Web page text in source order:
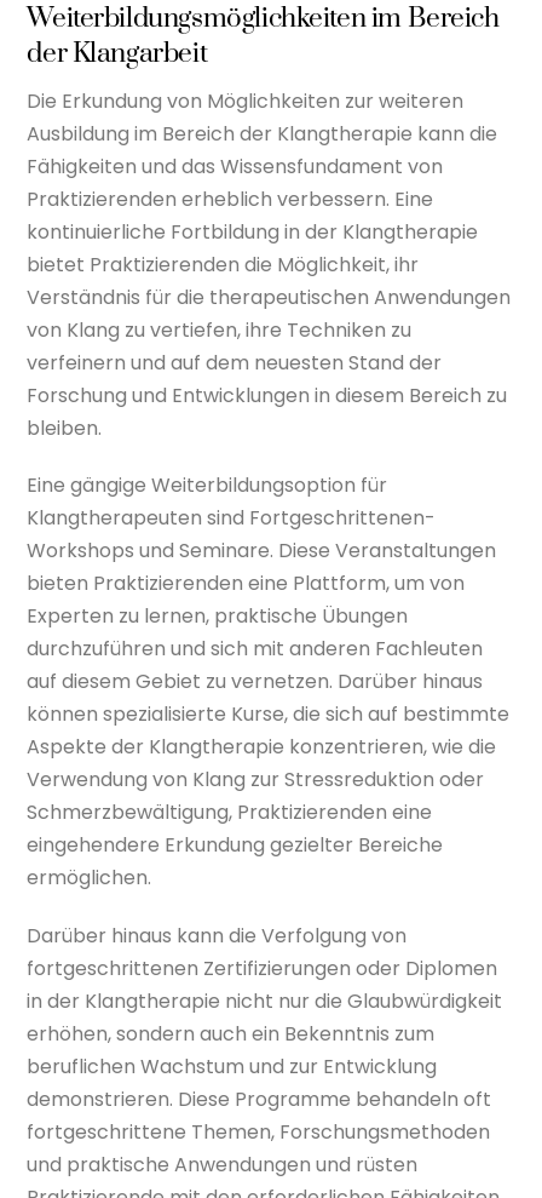
Weiterbildungsmöglichkeiten im Bereich
der Klangarbeit
Die Erkundung von Möglichkeiten zur weiteren
Ausbildung im Bereich der Klangtherapie kann die
Fähigkeiten und das Wissensfundament von
Praktizierenden erheblich verbessern. Eine
kontinuierliche Fortbildung in der Klangtherapie
bietet Praktizierenden die Möglichkeit, ihr
Verständnis für die therapeutischen Anwendungen
von Klang zu vertiefen, ihre Techniken zu
verfeinern und auf dem neuesten Stand der
Forschung und Entwicklungen in diesem Bereich zu
bleiben.
Eine gängige Weiterbildungsoption für
Klangtherapeuten sind Fortgeschrittenen-
Workshops und Seminare. Diese Veranstaltungen
bieten Praktizierenden eine Plattform, um von
Experten zu lernen, praktische Übungen
durchzuführen und sich mit anderen Fachleuten
auf diesem Gebiet zu vernetzen. Darüber hinaus
können spezialisierte Kurse, die sich auf bestimmte
Aspekte der Klangtherapie konzentrieren, wie die
Verwendung von Klang zur Stressreduktion oder
Schmerzbewältigung, Praktizierenden eine
eingehendere Erkundung gezielter Bereiche
ermöglichen.
Darüber hinaus kann die Verfolgung von
fortgeschrittenen Zertifizierungen oder Diplomen
in der Klangtherapie nicht nur die Glaubwürdigkeit
erhöhen, sondern auch ein Bekenntnis zum
beruflichen Wachstum und zur Entwicklung
demonstrieren. Diese Programme behandeln oft
fortgeschrittene Themen, Forschungsmethoden
und praktische Anwendungen und rüsten